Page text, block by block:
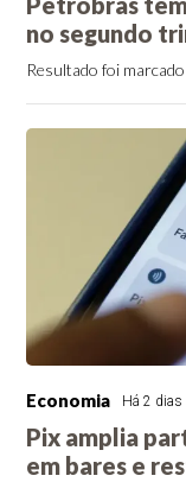
no segundo
Resultado foi
Economia Há 2 dias
Pix amplia
em bares e